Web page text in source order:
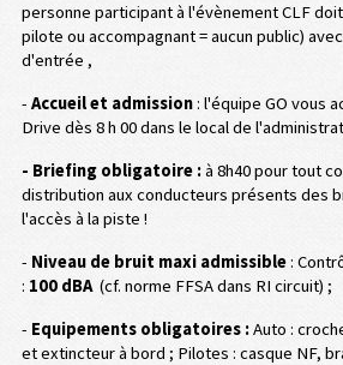
personne participant à l'évènement CLF
pilote ou accompagnant = aucun public)
d'entrée ,
- Accueil et admission: l'équipe GO vous
Drive dès 8 h 00 dans le local de
- Briefing obligatoire :à 8h40 pour tout
distribution aux conducteurs présents des
l'accès à la piste !
- Niveau de bruit maxi admissible:
: 100 dBA (cf. norme FFSA dans RI circuit) ;
- Equipements obligatoires :Auto :
et extincteur à bord ; Pilotes : casque NF,